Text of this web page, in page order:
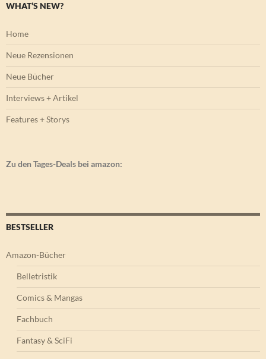
WHAT’S NEW?
Home
Neue Rezensionen
Neue Bücher
Interviews + Artikel
Features + Storys
Zu den Tages-Deals bei amazon:
BESTSELLER
Amazon-Bücher
Belletristik
Comics & Mangas
Fachbuch
Fantasy & SciFi